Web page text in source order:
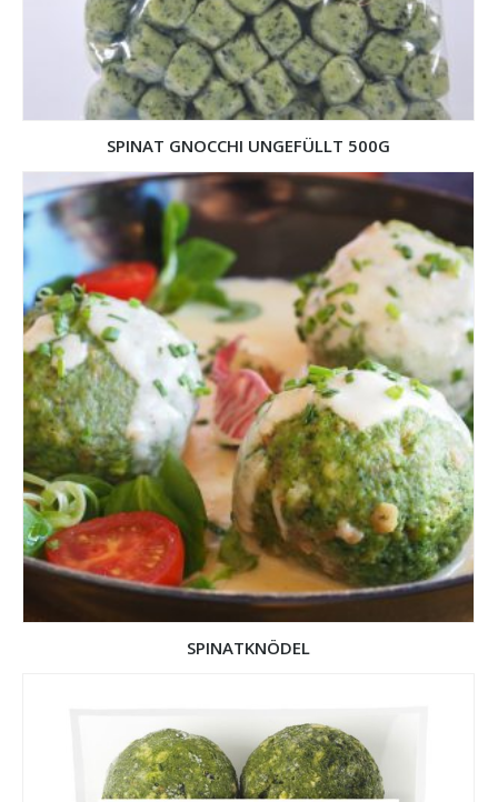
SPINAT GNOCCHI UNGEFÜLLT 500G
SPINATKNÖDEL